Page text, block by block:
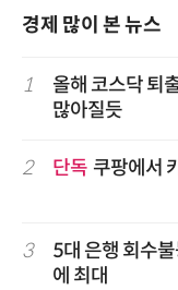
경제 많이 본 뉴스
1
올해 코스닥 퇴
많아질듯
2 단독 쿠팡에서
3
5대 은행 회수
에 최대